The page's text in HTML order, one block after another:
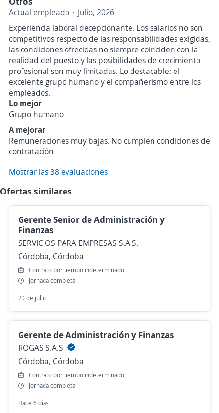
Actual empleado
Julio, 2026
Experiencia laboral decepcionante. Los salarios no son
competitivos respecto de las responsabilidades exigidas,
las condiciones ofrecidas no siempre coinciden con la
realidad del puesto y las posibilidades de crecimiento
profesional son muy limitadas. Lo destacable: el
excelente grupo humano y el compañerismo entre los
empleados.
Lo mejor
Grupo humano
A mejorar
Remuneraciones muy bajas. No cumplen condiciones de
contratación
Mostrar las 38 evaluaciones
Ofertas similares
Gerente Senior de Administración y
Finanzas
SERVICIOS PARA EMPRESAS S.A.S.
Córdoba, Córdoba
Contrato por tiempo indeterminado
Jornada completa
20 de julio
Gerente de Administración y Finanzas
ROGAS S.A.S
Córdoba, Córdoba
Contrato por tiempo indeterminado
Jornada completa
Hace 6 días